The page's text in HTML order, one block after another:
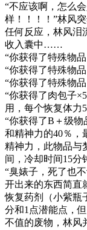
“不应该啊，怎么
样！！！！”林风
任何反应，林风泪
收入囊中……
“你获得了特殊物
“你获得了特殊物
“你获得了特殊物
“你获得了肉包子
用，每个恢复体
“你获得了B＋级
和精神力的40％，
精神力，此物品与
间，冷却时间15分
“臭婊子，死了也
开出来的东西简直
恢复药剂（小紫瓶
分和1点潜能点，
不值的废物，林风